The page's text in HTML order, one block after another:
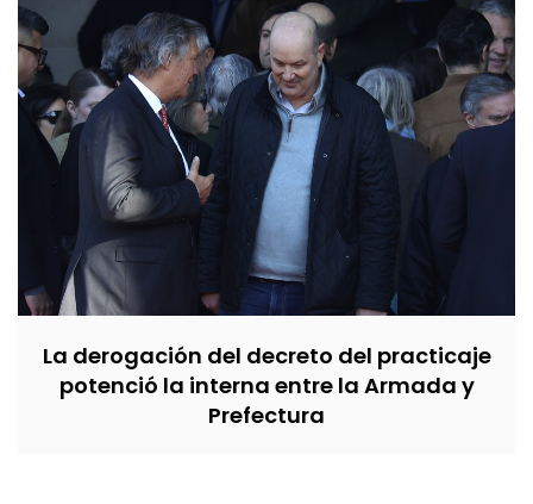
La derogación del decreto del practicaje
potenció la interna entre la Armada y
Prefectura